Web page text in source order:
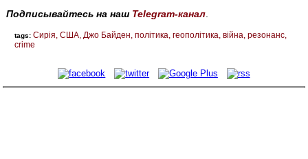
Подписывайтесь на наш Telegram-канал
tags:Сирія США Джо Байден політика геополітика війна резонанс
crime